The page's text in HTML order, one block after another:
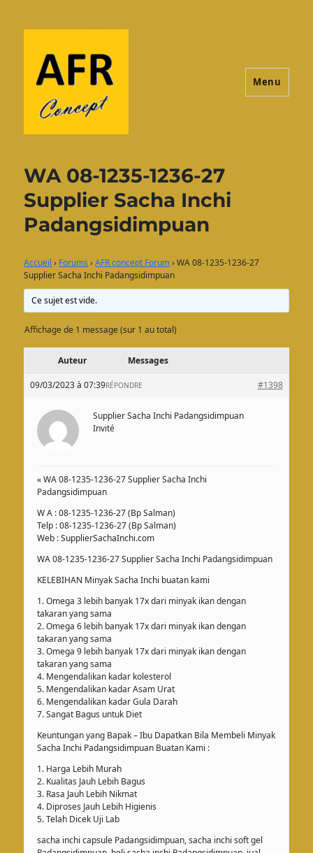
Menu
WA 08-1235-1236-27
Supplier Sacha Inchi
Padangsidimpuan
Accueil › Forums › AFR concept Forum › WA 08-1235-1236-27
Supplier Sacha Inchi Padangsidimpuan
Ce sujet est vide.
Affichage de 1 message (sur 1 au total)
Auteur Messages
09/03/2023 à 07:39 #1398
RÉPONDRE
Supplier Sacha Inchi Padangsidimpuan
Invité
« WA 08-1235-1236-27 Supplier Sacha Inchi
Padangsidimpuan
W A : 08-1235-1236-27 (Bp Salman)
Telp : 08-1235-1236-27 (Bp Salman)
Web : SupplierSachaInchi.com
WA 08-1235-1236-27 Supplier Sacha Inchi Padangsidimpuan
KELEBIHAN Minyak Sacha Inchi buatan kami
1. Omega 3 lebih banyak 17x dari minyak ikan dengan
takaran yang sama
2. Omega 6 lebih banyak 17x dari minyak ikan dengan
takaran yang sama
3. Omega 9 lebih banyak 17x dari minyak ikan dengan
takaran yang sama
4. Mengendalikan kadar kolesterol
5. Mengendalikan kadar Asam Urat
6. Mengendalikan kadar Gula Darah
7. Sangat Bagus untuk Diet
Keuntungan yang Bapak – Ibu Dapatkan Bila Membeli Minyak
Sacha Inchi Padangsidimpuan Buatan Kami :
1. Harga Lebih Murah
2. Kualitas Jauh Lebih Bagus
3. Rasa Jauh Lebih Nikmat
4. Diproses Jauh Lebih Higienis
5. Telah Dicek Uji Lab
sacha inchi capsule Padangsidimpuan, sacha inchi soft gel